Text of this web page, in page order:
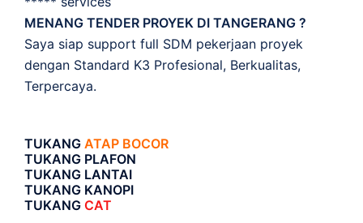
MENANG TENDER PROYEK DI TANGERANG ?
Saya siap support full SDM pekerjaan proyek
dengan Standard K3 Profesional, Berkualitas,
Terpercaya.
TUKANG ATAP BOCOR
TUKANG PLAFON
TUKANG LANTAI
TUKANG KANOPI
TUKANG CAT